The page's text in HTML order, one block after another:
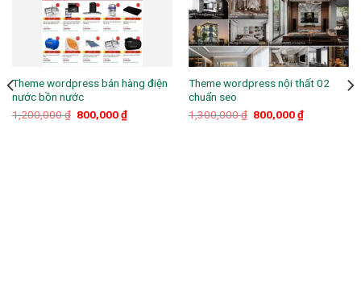
Theme wordpress bán hàng điện
nước bồn nước
1,200,000₫ Giá
800,000₫Giá
hiện
Theme wordpress nội thất 02
chuẩn seo
1,300,000₫ Giá
800,000₫Giá
hiện